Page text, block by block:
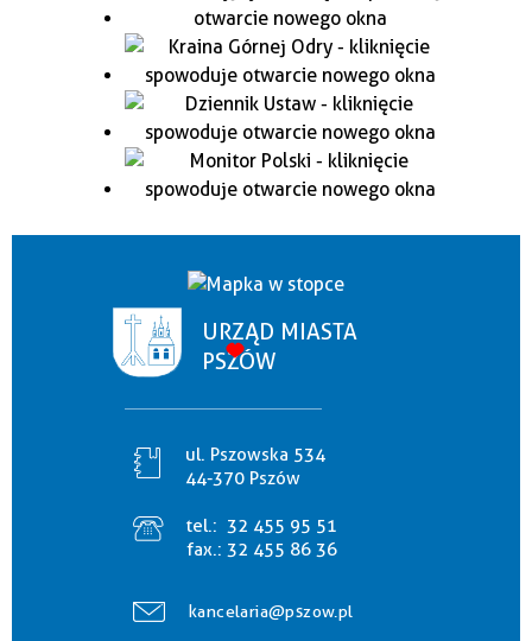
URZĄD MIASTA
PSZÓW
ul. Pszowska 534
44-370 Pszów
tel.: 32 455 95 51
fax.: 32 455 86 36
kancelaria@pszow.pl